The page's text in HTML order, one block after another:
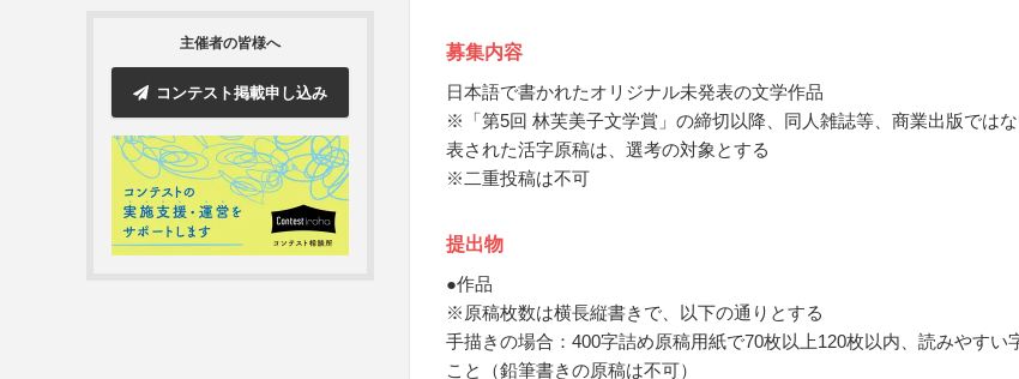
主催者の皆様へ
コンテスト掲載申し込み
募集内容
日本語で書かれたオリジナル未発表の文学作品
※「第5回 林芙美子文学賞」の締切以降、同人雑誌等、商業出版では
表された活字原稿は、選考の対象とする
※二重投稿は不可
提出物
●作品
※原稿枚数は横長縦書きで、以下の通りとする
手描きの場合：400字詰め原稿用紙で70枚以上120枚以内、読みやすい
こと（鉛筆書きの原稿は不可）